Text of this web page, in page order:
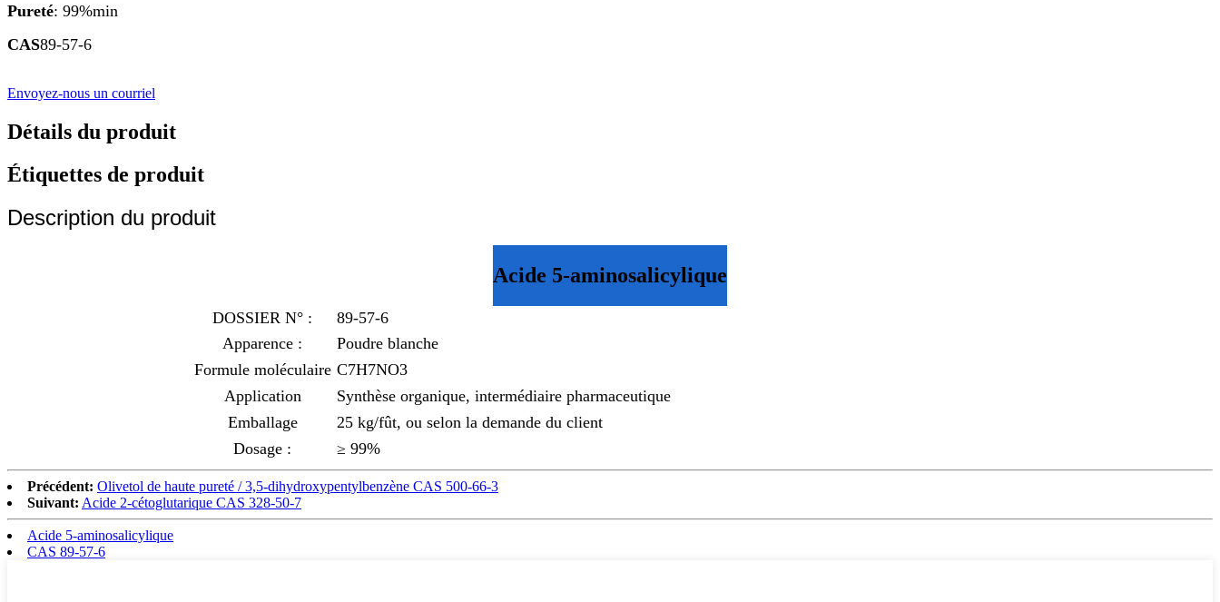
Pureté: 99%min
CAS89-57-6
Envoyez-nous un courriel
Détails du produit
Étiquettes de produit
Description du produit
Acide 5-aminosalicylique
DOSSIER N° :
89-57-6
Apparence :
Poudre blanche
Formule moléculaire C7H7NO3
Application
Synthèse organique, intermédiaire pharmaceutique
Emballage
25 kg/fût, ou selon la demande du client
Dosage :
≥ 99%
Précédent: Olivetol de haute pureté / 3,5-dihydroxypentylbenzène CAS 500-66-3
Suivant: Acide 2-cétoglutarique CAS 328-50-7
Acide 5-aminosalicylique
CAS 89-57-6